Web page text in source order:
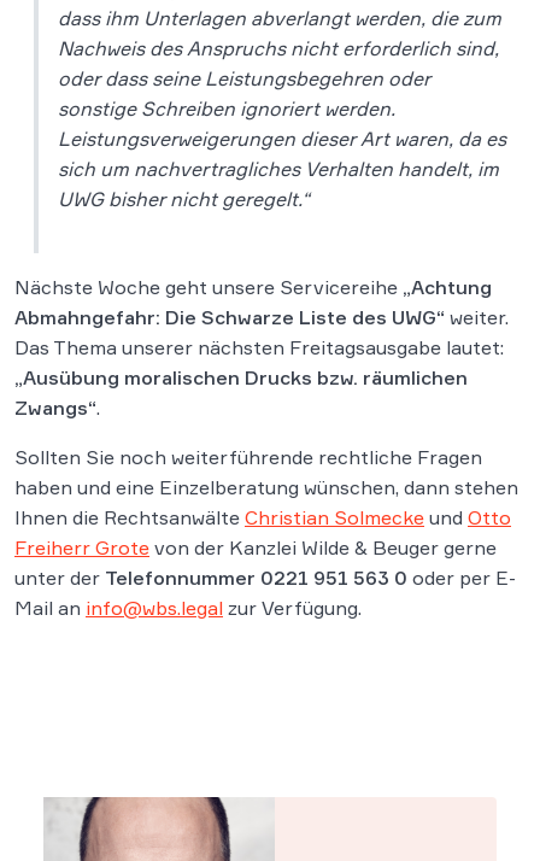
dass ihm Unterlagen abverlangt werden, die zum
Nachweis des Anspruchs nicht erforderlich sind,
oder dass seine Leistungsbegehren oder
sonstige Schreiben ignoriert werden.
Leistungsverweigerungen dieser Art waren, da es
sich um nachvertragliches Verhalten handelt, im
UWG bisher nicht geregelt.“
Nächste Woche geht unsere Servicereihe „Achtung
Abmahngefahr: Die Schwarze Liste des UWG“ weiter.
Das Thema unserer nächsten Freitagsausgabe lautet:
„Ausübung moralischen Drucks bzw. räumlichen
Zwangs“.
Sollten Sie noch weiterführende rechtliche Fragen
haben und eine Einzelberatung wünschen, dann stehen
Ihnen die Rechtsanwälte Christian Solmecke und Otto
Freiherr Grote von der Kanzlei Wilde & Beuger gerne
unter der Telefonnummer 0221 951 563 0 oder per E-
Mail an info@wbs.legal zur Verfügung.